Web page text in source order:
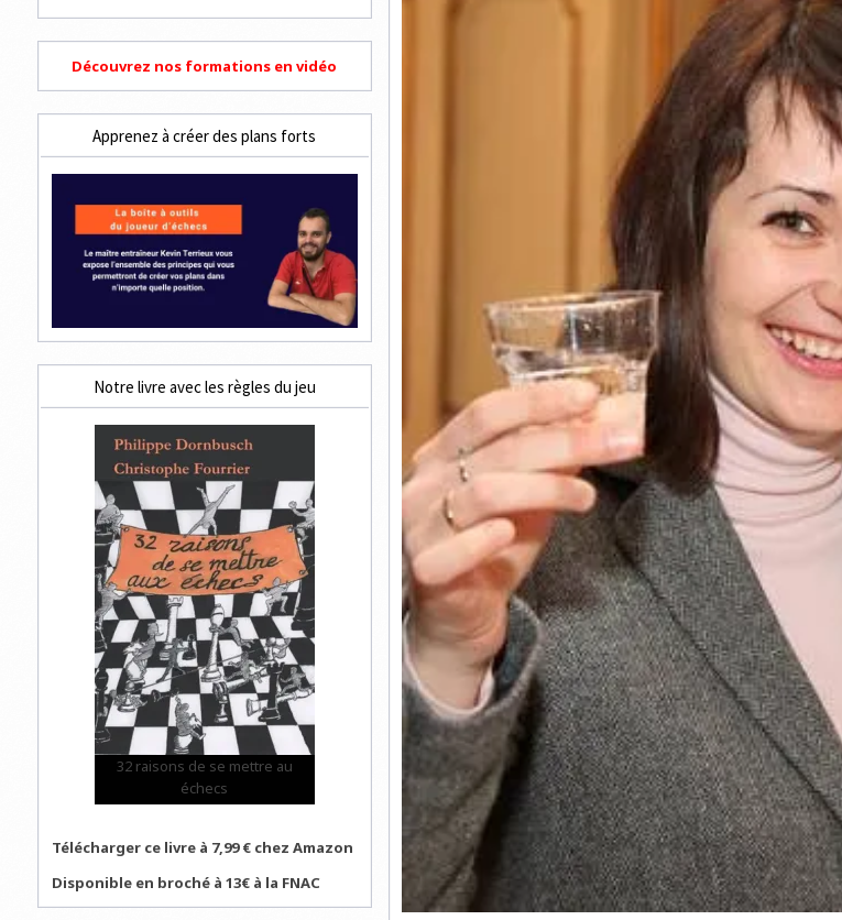
Découvrez nos formations en vidéo
Apprenez à créer des plans forts
Notre livre avec les règles du jeu
32 raisons de se mettre au
échecs
Télécharger ce livre à 7,99 € chez Amazon
Disponible en broché à 13€ à la FNAC